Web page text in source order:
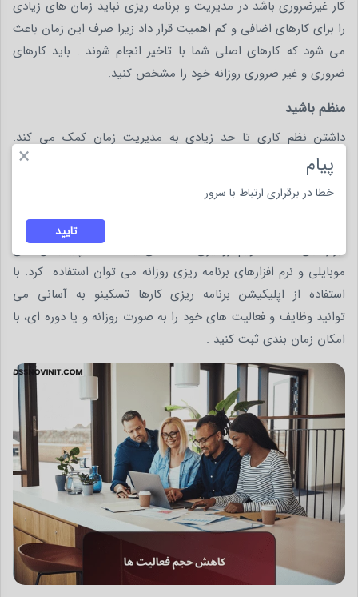
کار غیرضروری باشد در مدیریت و برنامه ریزی نباید زمان های زیادی
را برای کارهای اضافی و کم اهمیت قرار داد زیرا صرف این زمان باعث
می شود که کارهای اصلی شما با تاخیر انجام شوند . باید کارهای
ضروری و غیر ضروری روزانه خود را مشخص کنید.
منظم باشید
داشتن نظم کاری تا حد زیادی به مدیریت زمان کمک می کند.
نگهداری منظم فایل های مورد نیاز، تفکیک فایل ها و وسایل خود،
دور ریختن لوازم غیرضروری و حذف فایل های اضافی و قرار دادن
وسایل در سرجای خود، موجب می شود وقت بسیاری که صرف جست
وجوی موارد مورد نیاز می کنید، کاهش یابد. برای منظم بودن، از
ابزارهایی مانند تقویم رومیزی، کاغذهای یادداشت، اپلیکیشن های
موبایلی و نرم افزارهای برنامه ریزی روزانه می توان استفاده کرد. با
استفاده از اپلیکیشن برنامه ریزی کارها تسکینو به آسانی می
توانید وظایف و فعالیت های خود را به صورت روزانه و یا دوره ای، با
امکان زمان بندی ثبت کنید .
× پیام
خطا در برقراری ارتباط با سرور
تایید